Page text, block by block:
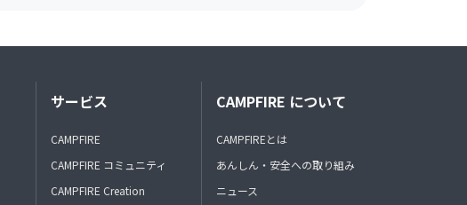
サービス
CAMPFIRE
CAMPFIRE コミュニティ
CAMPFIRE Creation
CAMPFIRE について
CAMPFIREとは
あんしん・安全への取り組み
ニュース